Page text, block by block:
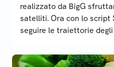
realizzato da BigG
satelliti. Ora con lo script
seguire le traiettorie